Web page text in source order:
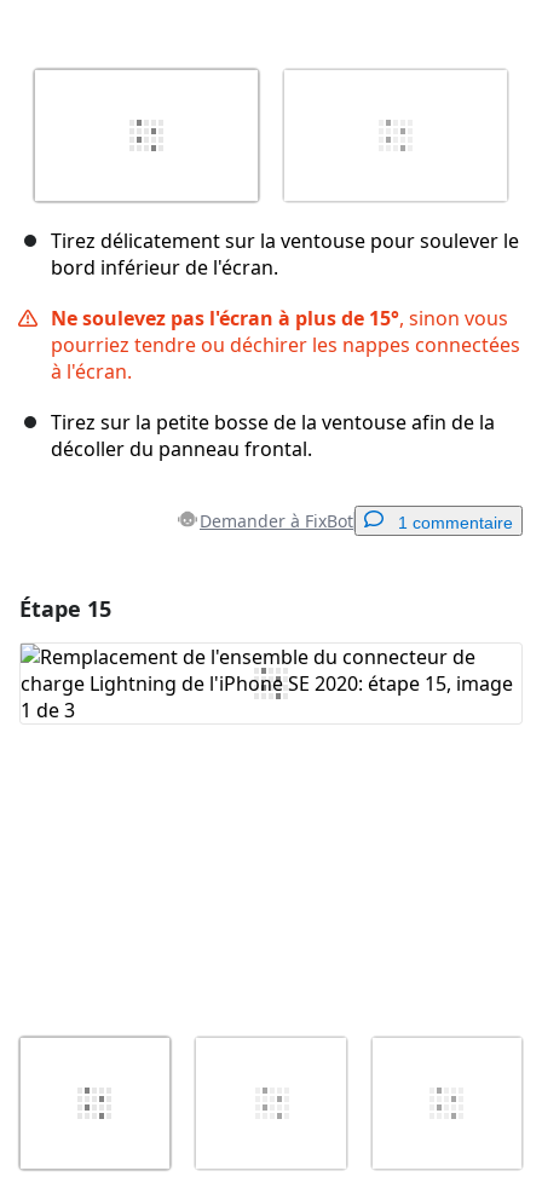
Tirez délicatement sur la ventouse pour soulever le
bord inférieur de l'écran.
Ne soulevez pas l'écran à plus de 15°, sinon vous
pourriez tendre ou déchirer les nappes connectées
à l'écran.
Tirez sur la petite bosse de la ventouse afin de la
décoller du panneau frontal.
Demander à FixBot 1 commentaire
Ajouter un commentaire
Étape 15